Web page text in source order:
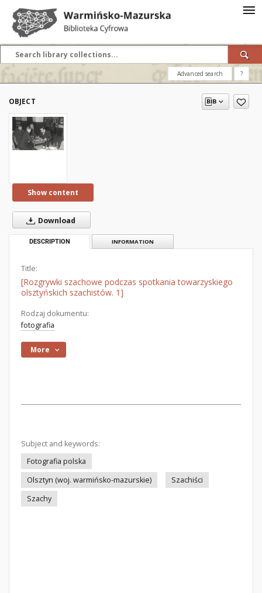
Advanced search ?
OBJECT
Show content
Download
DESCRIPTION INFORMATION
Title:
[Rozgrywki szachowe podczas spotkania towarzyskiego
olsztyńskich szachistów. 1]
Rodzaj dokumentu:
fotografia
More
Subject and keywords:
Fotografia polska
Olsztyn (woj. warmińsko-mazurskie)
Szachiści
Szachy